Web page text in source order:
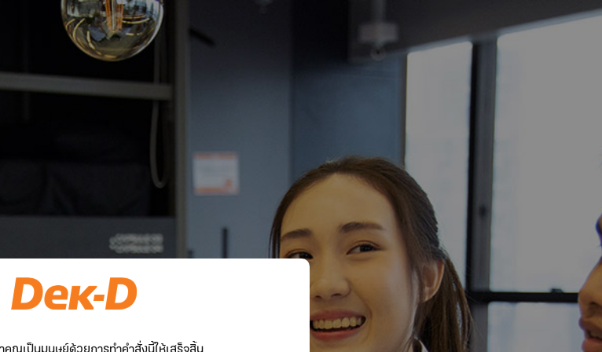
คุณเป็นมนุษย์ด้วยการทำคำสั่งนี้ให้เสร็จสิ้น